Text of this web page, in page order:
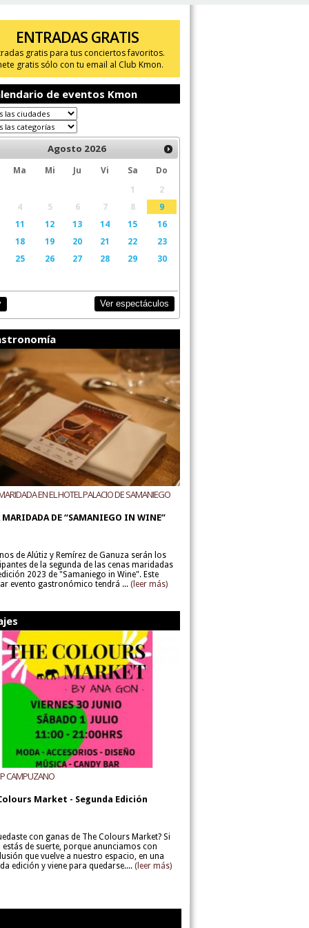
ENTRADAS GRATIS
gratis para tus conciertos favoritos.
gratis sólo con tu email al Club Kmon.
de eventos Kmon
Agosto 2026
Ma Mi Ju Vi Sa
Do
1
2
4
5 6 7 8
9
11
12 13 14 15
16
18
19 20 21 22
23
25
26 27 28 29 30
Ver espectáculos
EN EL HOTEL PALACIO DE SAMANIEGO
MARIDADA DE “SAMANIEGO IN WINE”
de Alútiz y Remírez de Ganuza serán los
de la segunda de las cenas maridadas
2023 de "Samaniego in Wine". Este
evento gastronómico tendrá ... (leer más)
CAMPUZANO
Market - Segunda Edición
con ganas de The Colours Market? Si
estás de suerte, porque anunciamos con
que vuelve a nuestro espacio, en una
edición y viene para quedarse.... (leer más)